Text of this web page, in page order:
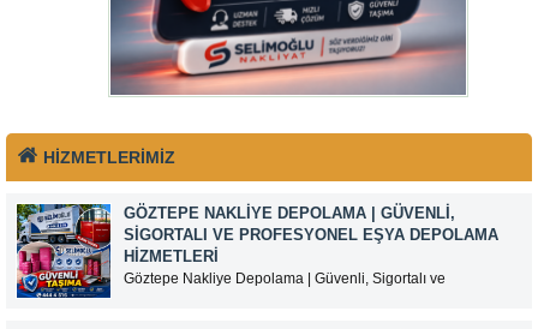
HİZMETLERİMİZ
GÖZTEPE NAKLIYE DEPOLAMA | GÜVENLI,
SIGORTALI VE PROFESYONEL EŞYA DEPOLAMA
HIZMETLERI
Göztepe Nakliye Depolama | Güvenli, Sigortalı ve